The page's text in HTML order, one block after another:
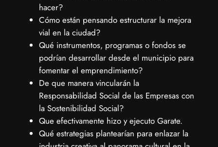
hacer?
Cómo están pensando estructurar la mejora
vial en la ciudad?
Qué instrumentos, programas o fondos se
podrían desarrollar desde el municipio para
fomentar el emprendimiento?
De que manera vincularán la
Responsabilidad Social de las Empresas con
la Sostenibilidad Social?
Que efectivamente hizo y ejecuto Garate.
Qué estrategias plantearían para enlazar la